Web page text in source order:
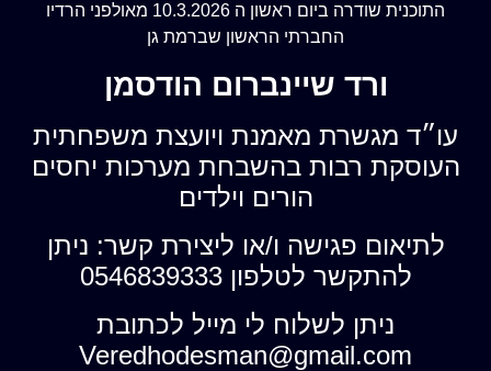
התוכנית שודרה ביום ראשון ה 10.3.2026 מאולפני הרדיו
החברתי הראשון שברמת גן
ורד שיינברום הודסמן
עו״ד מגשרת מאמנת ויועצת משפחתית
העוסקת רבות בהשבחת מערכות יחסים
הורים וילדים
לתיאום פגישה ו/או ליצירת קשר: ניתן
להתקשר לטלפון 0546839333
ניתן לשלוח לי מייל לכתובת
Veredhodesman@gmail.com